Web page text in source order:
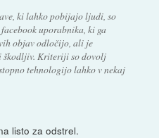
ki lahko pobijajo ljudi, so
uporabnika, ki ga
objav odločijo, ali je
škodljiv. Kriteriji so dovolj
tehnologijo lahko v nekaj
listo za odstrel.